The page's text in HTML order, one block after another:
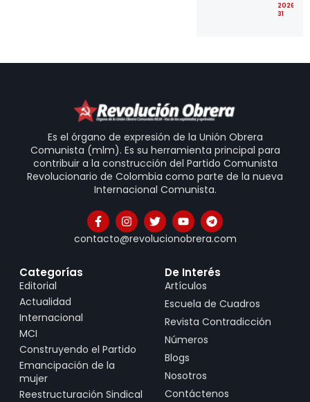
2026-
31
Es el órgano de expresión de la Unión Obrera
Comunista (mlm). Es su herramienta principal para
contribuir a la construcción del Partido Comunista
Revolucionario de Colombia como parte de la nueva
Internacional Comunista.
contacto@revolucionobrera.com
Categorías
Editorial
Actualidad
Internacional
MCI
Construyendo el Partido
Emancipación de la
mujer
Reestructuración Sindical
De Interés
Artículos
Escuela de Cuadros
Revista Contradicción
Números
Blogs
Nosotros
Contáctenos